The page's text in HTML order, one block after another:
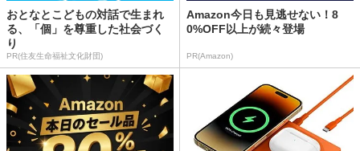
おとなとこどもの対話で生まれ
る、「個」を尊重した社会づく
り
PR(住友生命福祉文化財団)
Amazon今日も見逃せない！8
0%OFF以上が続々登場
PR(Amazon)